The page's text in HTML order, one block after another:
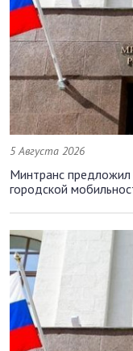
5 Августа 2026
Минтранс предложил
городской